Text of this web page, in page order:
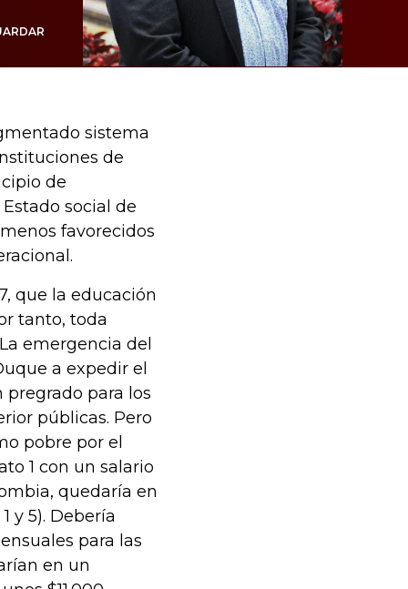
sistema
de
de
social de
favorecidos
que la educación
tanto, toda
emergencia del
a expedir el
pregrado para los
públicas. Pero
pobre por el
1 con un salario
quedaría en
y 5). Debería
para las
en un